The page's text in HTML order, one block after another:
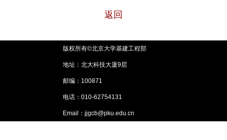
返回
版权所有©北京大学基建工程部
地址：北大科技大厦9层
邮编：100871
电话：010-62754131
Email：jjgcb@pku.edu.cn